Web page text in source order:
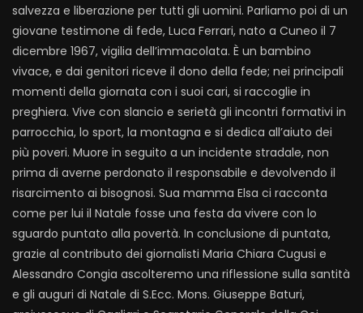
salvezza e liberazione per tutti gli uomini. Parliamo poi di un
giovane testimone di fede, Luca Ferrari, nato a Cuneo il 7
dicembre 1967, vigilia dell’immacolata. È un bambino
vivace, e dai genitori riceve il dono della fede; nei principali
momenti della giornata con i suoi cari, si raccoglie in
preghiera. Vive con slancio e serietà gli incontri formativi in
parrocchia, lo sport, la montagna e si dedica all’aiuto dei
più poveri. Muore in seguito a un incidente stradale, non
prima di averne perdonato il responsabile e devolvendo il
risarcimento ai bisognosi. Sua mamma Elsa ci racconta
come per lui il Natale fosse una festa da vivere con lo
sguardo puntato alla povertà. In conclusione di puntata,
grazie al contributo dei giornalisti Maria Chiara Cugusi e
Alessandro Congia ascolteremo una riflessione sulla santità
e gli auguri di Natale di S.Ecc. Mons. Giuseppe Baturi,